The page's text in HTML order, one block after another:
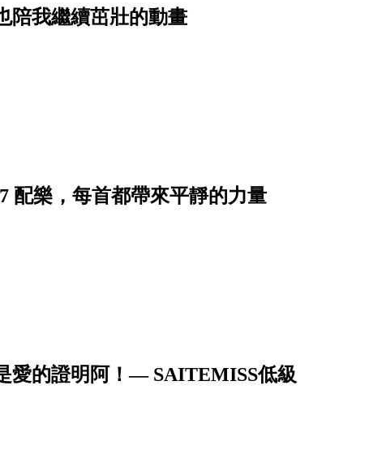
陪我繼續茁壯的動畫
配樂，每首都帶來平靜的力量
愛的證明阿！— SAITEMISS低級